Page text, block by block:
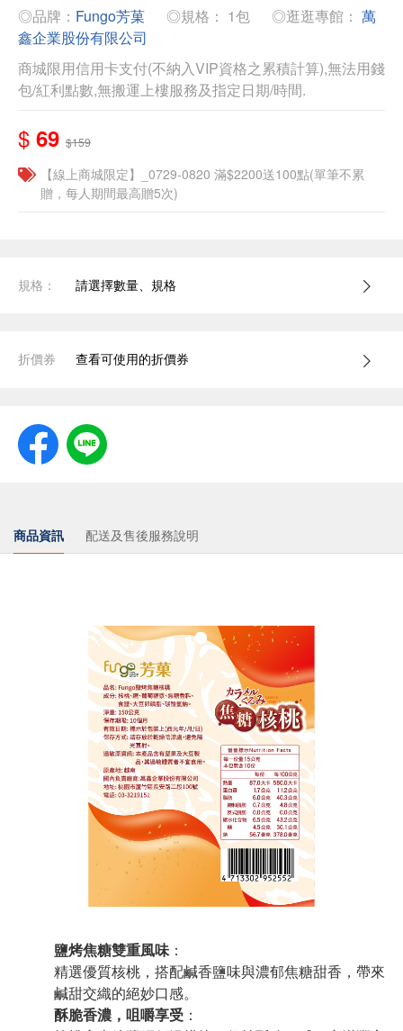
◎品牌： Fungo芳菓 ◎規格： 1包 ◎逛逛專館： 萬
鑫企業股份有限公司
商城限用信用卡支付(不納入VIP資格之累積計算),無法用錢
包/紅利點數,無搬運上樓服務及指定日期/時間.
$ 69 $159
【線上商城限定】_0729-0820 滿$2200送100點(單筆不累
贈，每人期間最高贈5次)
規格： 請選擇數量、規格
折價券 查看可使用的折價券
商品資訊 配送及售後服務說明
鹽烤焦糖雙重風味：
精選優質核桃，搭配鹹香鹽味與濃郁焦糖甜香，帶來
鹹甜交織的絕妙口感。
酥脆香濃，咀嚼享受 ：